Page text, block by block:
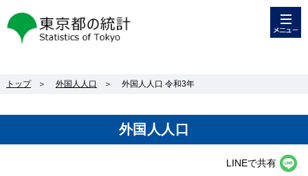
東京都の統計
トップ ＞ 外国人人口 ＞ 外国人人口 令和3年
外国人人口
LINEで共有